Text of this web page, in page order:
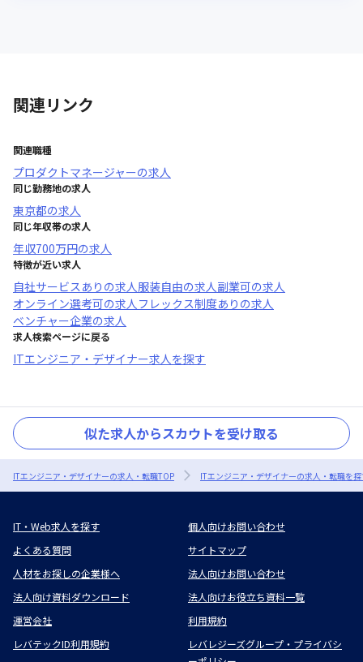
関連リンク
関連職種
プロダクトマネージャーの求人
同じ勤務地の求人
東京都の求人
同じ年収帯の求人
年収700万円の求人
特徴が近い求人
自社サービスあり の求人服装自由の求人副業可の求人
オンライン選考可の求人フレックス制度あり の求人
ベンチャー企業の求人
求人検索ページに戻る
ITエンジニア・デザイナー求人を探す
似た求人からスカウトを受け取る
ITエンジニア・デザイナーの求人・転職TOP ITエンジニア・デザイナーの求人・転職を
IT・Web求人を探す
個人向けお問い合わせ
よくある質問
サイトマップ
人材をお探しの企業様へ
法人向けお問い合わせ
法人向け資料ダウンロード
法人向けお役立ち資料一覧
運営会社
利用規約
レバテックID利用規約
レバレジーズグループ・プライバシ